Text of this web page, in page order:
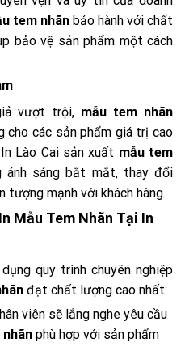
tem nhãn bảo hành với chất
bảo vệ sản phẩm một cách
vượt trội, mẫu tem nhãn
cho các sản phẩm giá trị cao
Lào Cai sản xuất mẫu tem
ánh sáng bắt mắt, thay đổi
tượng mạnh với khách hàng.
Mẫu Tem Nhãn Tại In
quy trình chuyên nghiệp
đạt chất lượng cao nhất:
viên sẽ lắng nghe yêu cầu
phù hợp với sản phẩm